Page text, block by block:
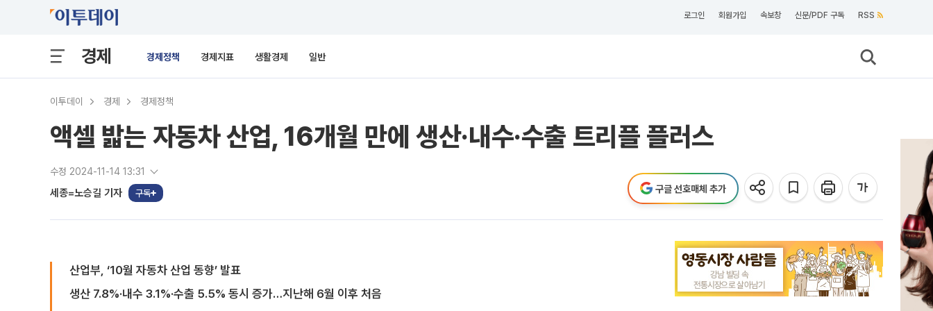
로그인 회원가입 속보창 신문/PDF 구독 RSS
경제 경제정책 경제지표 생활경제 일반
이투데이 경제 경제정책
액셀 밟는 자동차 산업, 16개월 만에 생산·내수·수출 트리플 플러스
수정 2024-11-14 13:31
세종=노승길 기자 구독 구글 선호매체 추가
산업부, ‘10월 자동차 산업 동향’ 발표
생산 7.8%·내수 3.1%·수출 5.5% 동시 증가…지난해 6월 이후 처음